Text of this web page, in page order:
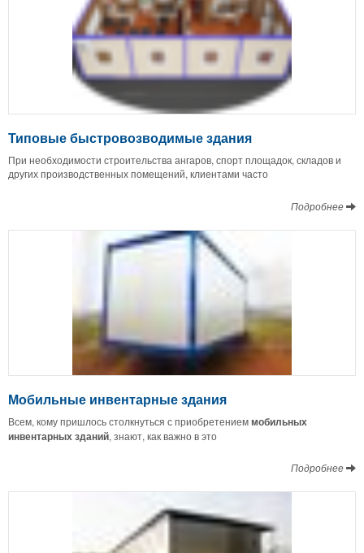
Типовые быстровозводимые здания
При необходимости строительства ангаров, спорт площадок, складов и
других производственных помещений, клиентами часто
Подробнее
Мобильные инвентарные здания
Всем, кому пришлось столкнуться с приобретениеммобильных
инвентарных зданий, знают, как важно в это
Подробнее